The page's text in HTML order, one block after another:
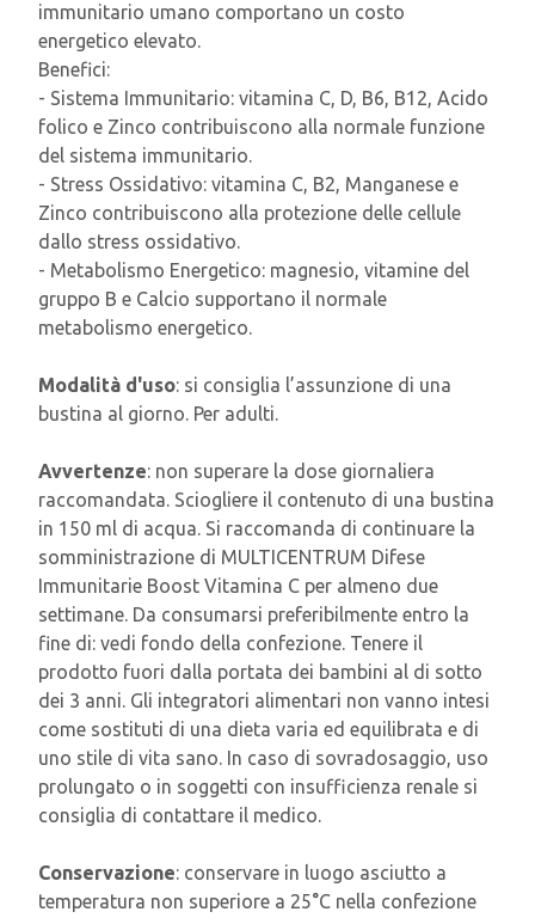
immunitario umano comportano un costo
energetico elevato.
Benefici:
- Sistema Immunitario: vitamina C, D, B6, B12, Acido
folico e Zinco contribuiscono alla normale funzione
del sistema immunitario.
- Stress Ossidativo: vitamina C, B2, Manganese e
Zinco contribuiscono alla protezione delle cellule
dallo stress ossidativo.
- Metabolismo Energetico: magnesio, vitamine del
gruppo B e Calcio supportano il normale
metabolismo energetico.
Modalità d'uso: si consiglia l’assunzione di una
bustina al giorno. Per adulti.
Avvertenze: non superare la dose giornaliera
raccomandata. Sciogliere il contenuto di una bustina
in 150 ml di acqua. Si raccomanda di continuare la
somministrazione di MULTICENTRUM Difese
Immunitarie Boost Vitamina C per almeno due
settimane. Da consumarsi preferibilmente entro la
fine di: vedi fondo della confezione. Tenere il
prodotto fuori dalla portata dei bambini al di sotto
dei 3 anni. Gli integratori alimentari non vanno intesi
come sostituti di una dieta varia ed equilibrata e di
uno stile di vita sano. In caso di sovradosaggio, uso
prolungato o in soggetti con insufficienza renale si
consiglia di contattare il medico.
Conservazione: conservare in luogo asciutto a
temperatura non superiore a 25°C nella confezione